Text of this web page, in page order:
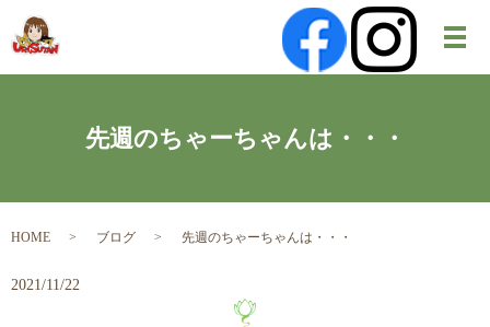
メ
先週のちゃーちゃんは・・・
HOME ブログ 先週のちゃーちゃんは・・・
2021/11/22